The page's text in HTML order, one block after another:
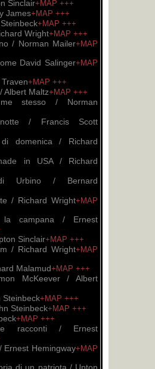
Sinclair+MAP +++
James+MAP +++
+MAP +++
Wright+MAP +++
/ Norman Mailer+MAP
David Salinger+MAP
+MAP +++
Albert Maltz+MAP +++
stesso / Norman
/ Francis Scott
domenica / Richard
in USA / Richard
Urbino / Bernard
/ Richard Wright+MAP
campana / Ernest
Sinclair+MAP +++
/ Richard Wright+MAP
Malamud+MAP +++
McKeever / Albert
Steinbeck+MAP +++
Steinbeck+MAP +++
+MAP +++
racconti / Ernest
Ernest Hemingway+MAP